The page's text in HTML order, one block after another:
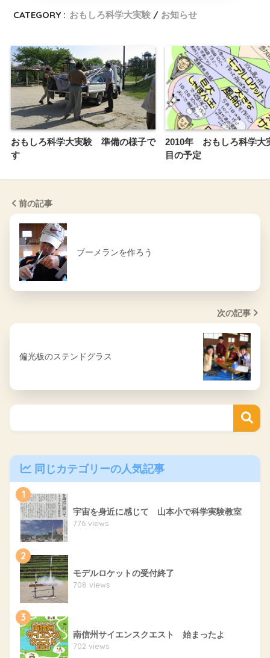
CATEGORY : おもしろ科学大実験 お知らせ
おもしろ科学大実験 準備の様子で
す
2010年 おもしろ科学
目の予定
前の記事
ブーメランを作ろう
次の記事
偏光板のステンドグラス
同じカテゴリーの人気記事
1
宇宙を身近に感じて 山本小で科学実験教室
776 views
2
モデルロケットの受付終了
708 views
3
南信州サイエンスクエスト 始まったよ
702 views